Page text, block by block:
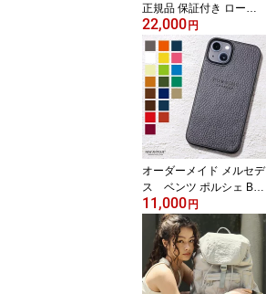
正規品 保証付き ロード
スキン RHODE SKIN ヘ
イリービーバー snap-on
lip case シリコン スマホ
リップケース リップティ
ントケース iPhone ケン
ダル カイリー MagSafe
テクノロジースナップオ
ンシリコンケースが新登
場！ instagram 海外セレ
ブ 限定
22,000円
オーダーメイド メルセデ
ス ベンツ ポルシェ BM
W クラシックレザー ア
ウディ 911 iPhone 17e
17 16e 16 15 14 13 12
11 6 6S 7 8 ボルボ P
orsche Plusプラス MA
X プロ SE 第123世代 ア
11,000円